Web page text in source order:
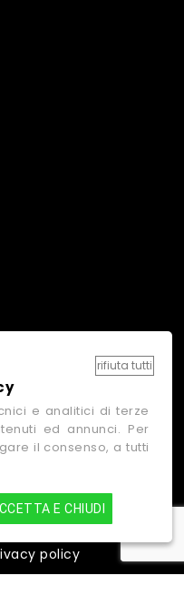
policy
policy
rifiuta tutti
e analitici di terze
ed annunci. Per
il consenso, a tutti
E CHIUDI